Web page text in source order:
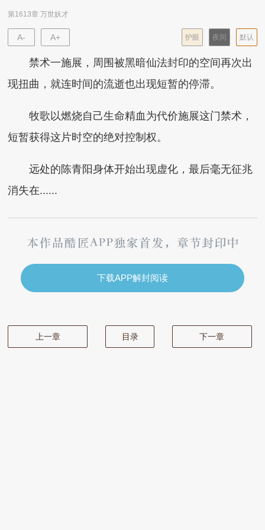
第1613章 万世妖才
A- A+ 默认
夜间
护眼
禁术一施展，周围被黑暗仙法封印的空间再次出
现扭曲，就连时间的流逝也出现短暂的停滞。
牧歌以燃烧自己生命精血为代价施展这门禁术，
短暂获得这片时空的绝对控制权。
远处的陈青阳身体开始出现虚化，最后毫无征兆
消失在......
下载APP解封阅读
上一章 目录 下一章